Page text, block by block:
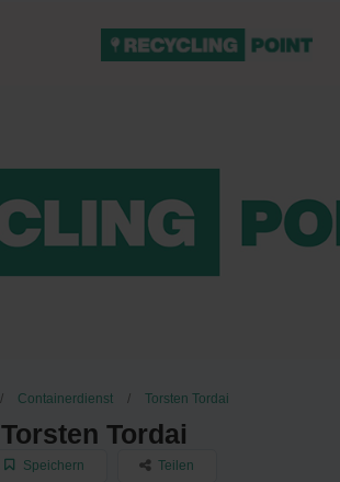
Containerdienst Torsten Tordai
Torsten Tordai
Speichern Teilen